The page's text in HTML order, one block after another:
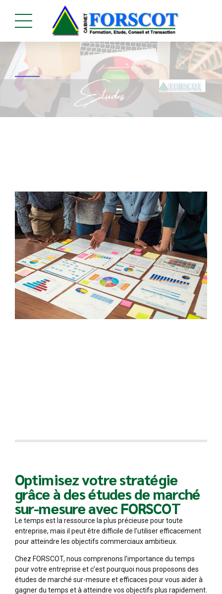
Optimisez votre stratégie
grâce à des études de marché
sur-mesure avec FORSCOT
Le temps est la ressource la plus précieuse pour toute
entreprise, mais il peut être difficile de l’utiliser efficacement
pour atteindre les objectifs commerciaux ambitieux.
Chez FORSCOT, nous comprenons l’importance du temps
pour votre entreprise et c’est pourquoi nous proposons des
études de marché sur-mesure et efficaces pour vous aider à
gagner du temps et à atteindre vos objectifs plus rapidement.